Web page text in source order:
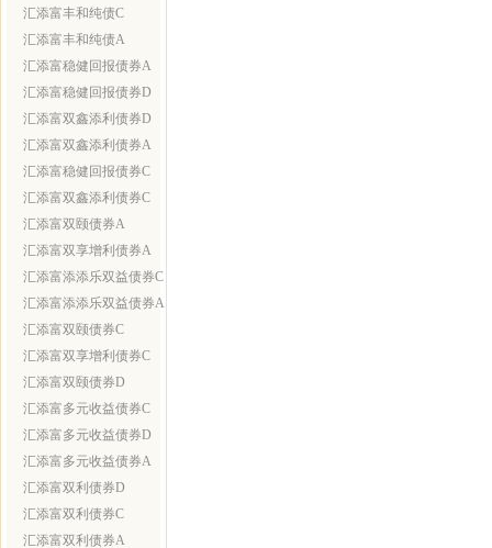
汇添富丰和纯债C
汇添富丰和纯债A
汇添富稳健回报债券A
汇添富稳健回报债券D
汇添富双鑫添利债券D
汇添富双鑫添利债券A
汇添富稳健回报债券C
汇添富双鑫添利债券C
汇添富双颐债券A
汇添富双享增利债券A
汇添富添添乐双益债券C
汇添富添添乐双益债券A
汇添富双颐债券C
汇添富双享增利债券C
汇添富双颐债券D
汇添富多元收益债券C
汇添富多元收益债券D
汇添富多元收益债券A
汇添富双利债券D
汇添富双利债券C
汇添富双利债券A